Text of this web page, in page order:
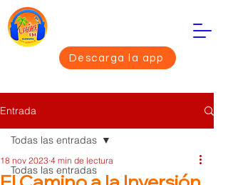
Descarga la app
Entrada
Todas las entradas
Todas las entradas
18 nov 2023 4 min de lectura